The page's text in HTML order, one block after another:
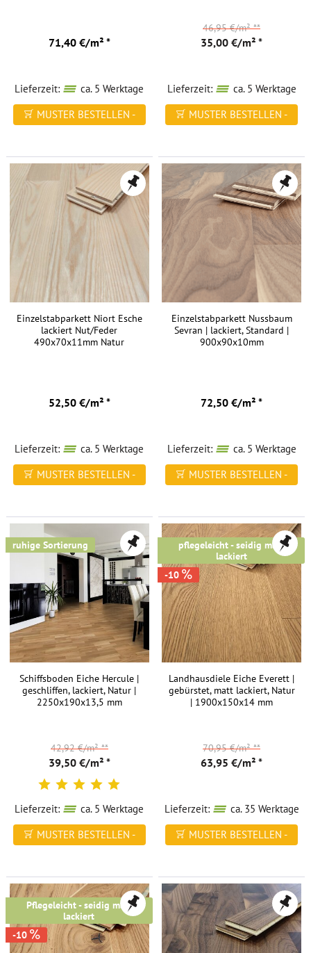
71,40 €/m² *
Lieferzeit:
ca. 5 Werktage
MUSTER BESTELLEN -
35,00 €/m² *
46,95 €/m²**
Lieferzeit:
ca. 5 Werktage
MUSTER BESTELLEN -
Einzelstabparkett Niort Esche
lackiert Nut/Feder
490x70x11mm Natur
52,50 €/m² *
Lieferzeit:
ca. 5 Werktage
MUSTER BESTELLEN -
Einzelstabparkett Nussbaum
Sevran | lackiert, Standard |
900x90x10mm
72,50 €/m² *
Lieferzeit:
ca. 5 Werktage
MUSTER BESTELLEN -
ruhige Sortierung
Schiffsboden Eiche Hercule |
geschliffen, lackiert, Natur |
2250x190x13,5 mm
39,50 €/m² *
42,92 €/m²**
Lieferzeit:
ca. 5 Werktage
MUSTER BESTELLEN -
pflegeleicht - seidig matt
lackiert
-10
Landhausdiele Eiche Everett |
gebürstet, matt lackiert, Natur
| 1900x150x14 mm
63,95 €/m² *
70,95 €/m²**
Lieferzeit:
ca. 35 Werktage
MUSTER BESTELLEN -
Pflegeleicht - seidig matt
lackiert
-10